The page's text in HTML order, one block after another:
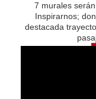
7 murales
Inspirarnos;
destacada